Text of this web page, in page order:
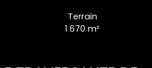
Terrain
1 670m²